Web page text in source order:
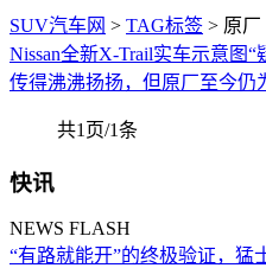
SUV汽车网 > TAG标签 > 原厂
Nissan全新X-Trail实车示意图
传得沸沸扬扬，但原厂至今仍
共1页/1条
快讯
NEWS FLASH
“有路就能开”的终极验证，猛